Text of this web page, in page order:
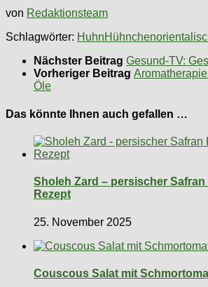
von Redaktionsteam
Schlagwörter: HuhnHühnchen
Nächster Beitrag Gesund-TV:
Vorheriger Beitrag
Öle
Das könnte Ihnen auch gefallen …
Sholeh Zard – persischer Safran
Rezept
25. November 2025
Couscous Salat mit